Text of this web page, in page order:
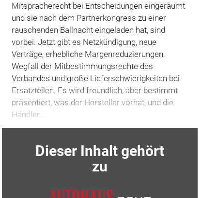
Mitspracherecht bei Entscheidungen eingeräumt
und sie nach dem Partnerkongress zu einer
rauschenden Ballnacht eingeladen hat, sind
vorbei. Jetzt gibt es Netzkündigung, neue
Verträge, erhebliche Margenreduzierungen,
Wegfall der Mitbestimmungsrechte des
Verbandes und große Lieferschwierigkeiten bei
Ersatzteilen. Es wird freundlich, aber bestimmt
präsentiert, was der Hersteller vorhat, und die
Händler…
Dieser Inhalt gehört
zu